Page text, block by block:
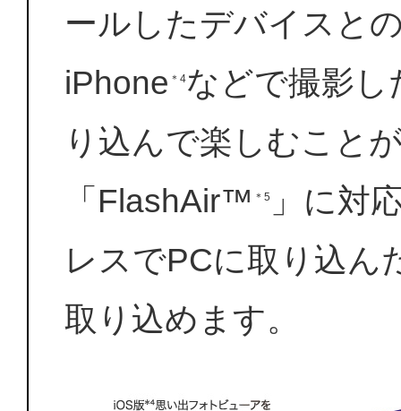
ールしたデバイスと
iPhone ＊4などで撮影
り込んで楽しむこと
「FlashAir™ ＊5
」に対
レスでPCに取り込ん
取り込めます。